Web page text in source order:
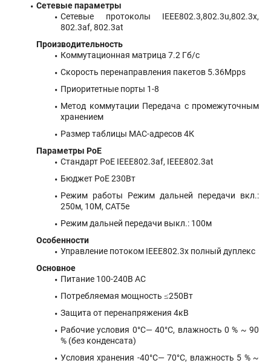
Сетевые параметры
Сетевые протоколы IEEE802.3,802.3u,802.3x,
802.3af, 802.3at
Производительность
Коммутационная матрица 7.2 Гб/с
Скорость перенаправления пакетов 5.36Mpps
Приоритетные порты 1-8
Метод коммутации Передача с промежуточным
хранением
Размер таблицы MAC-адресов 4К
Параметры PoE
Стандарт PoE IEEE802.3af, IEEE802.3at
Бюджет PoE 230Вт
Режим работы Режим дальней передачи вкл.:
250м, 10М, CAT5e
Режим дальней передачи выкл.: 100м
Особенности
Управление потоком IEEE802.3x полный дуплекс
Основное
Питание 100-240B AC
Потребляемая мощность ≤250Вт
Защита от перенапряжения 4кВ
Рабочие условия 0°C— 40°C, влажность 0 % ~ 90
% (без конденсата)
Условия хранения -40°C— 70°C, влажность 5 % ~